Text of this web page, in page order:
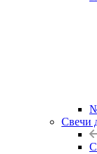
Свечи